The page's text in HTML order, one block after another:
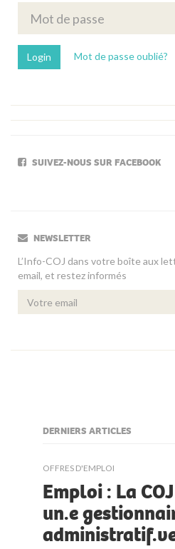
Mot de passe oublié?
SUIVEZ-NOUS SUR FACEBOOK
NEWSLETTER
L’Info-COJ dans votre boîte aux
email, et restez informés
DERNIERS ARTICLES
OFFRES D'EMPLOI
Emploi : La
un.e